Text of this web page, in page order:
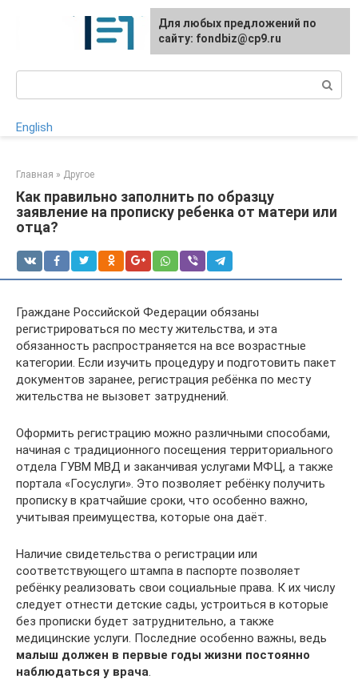
English
Главная » Другое
Как правильно заполнить по образцу
заявление на прописку ребенка от матери или
отца?
Граждане Российской Федерации обязаны
регистрироваться по месту жительства, и эта
обязанность распространяется на все возрастные
категории. Если изучить процедуру и подготовить пакет
документов заранее, регистрация ребёнка по месту
жительства не вызовет затруднений.
Оформить регистрацию можно различными способами,
начиная с традиционного посещения территориального
отдела ГУВМ МВД и заканчивая услугами МФЦ, а также
портала «Госуслуги». Это позволяет ребёнку получить
прописку в кратчайшие сроки, что особенно важно,
учитывая преимущества, которые она даёт.
Наличие свидетельства о регистрации или
соответствующего штампа в паспорте позволяет
ребёнку реализовать свои социальные права. К их числу
следует отнести детские сады, устроиться в которые
без прописки будет затруднительно, а также
медицинские услуги. Последние особенно важны, ведь
малыш должен в первые годы жизни постоянно
наблюдаться у врача.
Для любых предложений по
сайту: fondbiz@cp9.ru